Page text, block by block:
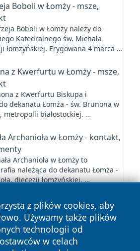
Boboli w Łomży - msze,
Boboli w Łomży należy do
Katedralnego św. Michała
łomżyńskiej. Erygowana 4 marca …
z Kwerfurtu w Łomży - msze,
z Kwerfurtu Biskupa i
dekanatu Łomża - św. Brunona w
metropolii białostockiej. …
Archanioła w Łomży - kontakt,
Archanioła w Łomży to
należąca do dekanatu Łomża -
diecezji łomżyńskiej, …
z plików cookies, aby
Używamy także plików
technologii od
w celach